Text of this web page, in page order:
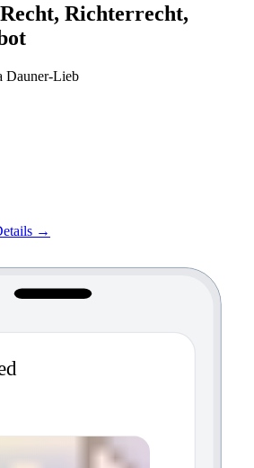
Richterrecht,
Dauner-Lieb
→